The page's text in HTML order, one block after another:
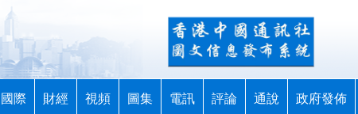
國際 財經 視頻 圖集 電訊 評論 通說 政府發佈